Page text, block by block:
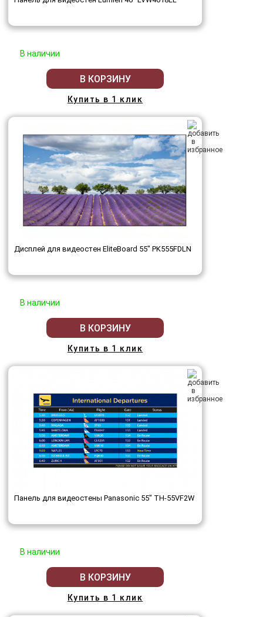
В наличии
В КОРЗИНУ
Купить в 1 клик
Дисплей для видеостен EliteBoard 55" PK555FDLN
В наличии
В КОРЗИНУ
Купить в 1 клик
Панель для видеостены Panasonic 55" TH-55VF2W
В наличии
В КОРЗИНУ
Купить в 1 клик